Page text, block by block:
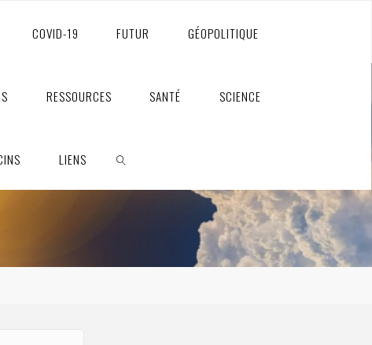
COVID-19 FUTUR GÉOPOLITIQUE
RESSOURCES SANTÉ SCIENCE
LIENS